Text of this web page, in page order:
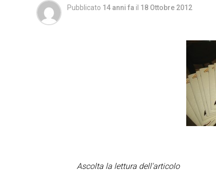
Pubblicato 14 anni fa il 18 Ottobre 2012
Ascolta la lettura dell'articolo